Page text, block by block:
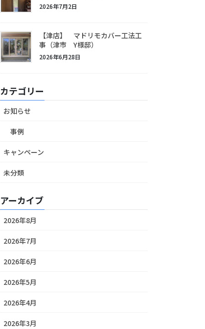
2026年7月2日
【津店】 マドリモカバー工法工
事（津市 Y様邸）
2026年6月28日
カテゴリー
お知らせ
事例
キャンペーン
未分類
アーカイブ
2026年8月
2026年7月
2026年6月
2026年5月
2026年4月
2026年3月